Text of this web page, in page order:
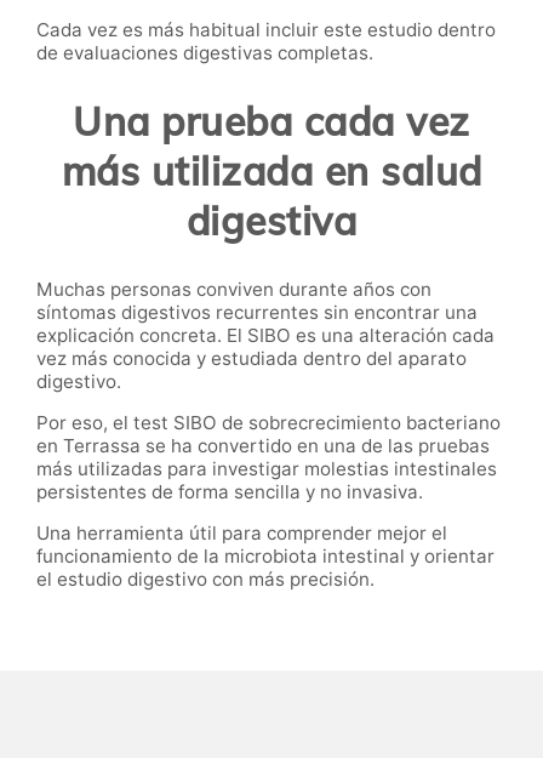
Cada vez es más habitual incluir este estudio dentro
de evaluaciones digestivas completas.
Una prueba cada vez
más utilizada en salud
digestiva
Muchas personas conviven durante años con
síntomas digestivos recurrentes sin encontrar una
explicación concreta. El SIBO es una alteración cada
vez más conocida y estudiada dentro del aparato
digestivo.
Por eso, el test SIBO de sobrecrecimiento bacteriano
en Terrassa se ha convertido en una de las pruebas
más utilizadas para investigar molestias intestinales
persistentes de forma sencilla y no invasiva.
Una herramienta útil para comprender mejor el
funcionamiento de la microbiota intestinal y orientar
el estudio digestivo con más precisión.